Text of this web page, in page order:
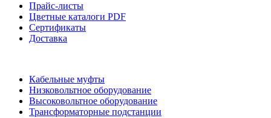
Прайс-листы
Цветные каталоги PDF
Сертификаты
Доставка
Кабельные муфты
Низковольтное оборудование
Высоковольтное оборудование
Трансформаторные подстанции